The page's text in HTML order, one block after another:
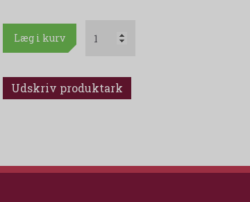
Læg i kurv
Udskriv produktark